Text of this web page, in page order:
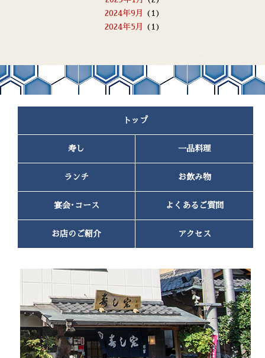
2024年9月
(1)
2024年5月
(1)
2023年4月(1)
2023年2月(1)
2023年1月(2)
2022年11月(1)
2022年10月(2)
2022年9月(1)
2022年6月(1)
2022年3月(1)
2021年9月
(2)
2021年8月(3)
2021年5月(1)
2021年2月(1)
2020年12月(1)
2020年10月
(2)
2020年8月(2)
トップ
寿し 一品料理
ランチ お飲み物
宴会･コース よくあるご質問
お店のご紹介 アクセス